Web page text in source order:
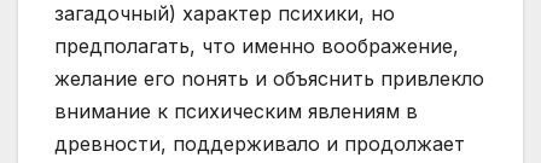
загадочный) характер психики, но
предполагать, что именно воображение,
желание его noнять и объяснить привлекло
внимание к психическим явлениям в
древности, поддерживало и продолжает